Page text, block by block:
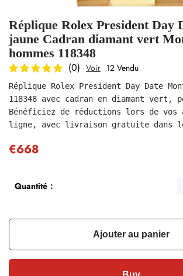
Réplique Rolex President Day
jaune Cadran diamant vert
hommes 118348
(0) Voir 12 Vendu
Réplique Rolex President Day Date
118348 avec cadran en diamant vert,
Bénéficiez de réductions lors de vos
€668
Quantité：
Ajouter au panier
soumettre